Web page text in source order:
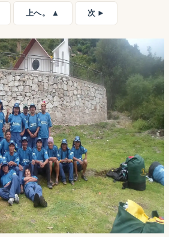
上へ。 ▲ 次 ►